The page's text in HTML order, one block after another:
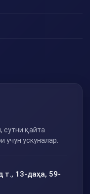
сутни қайта
учун ускуналар.
т., 13-даҳа, 59-